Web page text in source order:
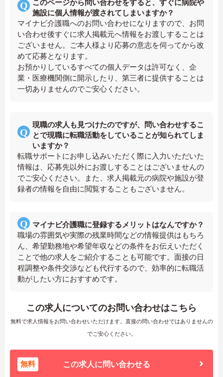
このページから問い合わせをすると、すぐに病院や
施設に個人情報が渡されてしまいますか？
マイナビ介護職へのお問い合わせになりますので、お問
い合わせ後すぐに求人掲載元へ情報をお渡しすることは
ございません。ご本人様より応募の意志を伺ってから改
めて応募となります。
お預かりしているすべての個人データは許可なく、企
業・医療機関側に開示したり、第三者に提供することは
一切ありませんのでご安心ください。
現職の求人も見つけたのですが、問い合わせするこ
とで現職に転職活動をしていることが知られてしま
いますか？
転職サポートにお申し込みいただく際に入力いただいた
情報は、応募先以外にお渡しすることはございませんの
でご安心ください。また、求人掲載元の病院や施設が登
録者の情報を自由に閲覧することもございません。
マイナビ介護職に登録するメリットはなんですか？
職場の雰囲気や実際の残業時間などの情報提供はもちろ
ん、希望勤務地や希望年収などの条件をお伝えいただく
ことで他の求人をご紹介することも可能です。面接の日
程調整や条件交渉なども代行するので、効率的に転職活
動がしたい方におすすめです。
この求人についてのお問い合わせはこちら
無料で求人情報をお問い合わせいただけます。直接の問い合わせではありませんの
でご安心ください。
無料 この求人に問い合わせる